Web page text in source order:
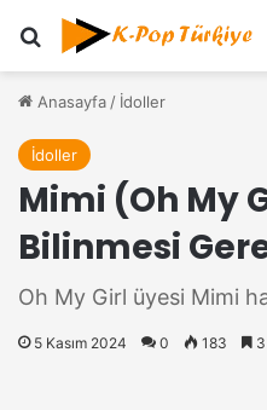
Anasayfa / İdoller
İdoller
Mimi (Oh My
Bilinmesi
Oh My Girl üyesi Mimi
5 Kasım 2024 0 183